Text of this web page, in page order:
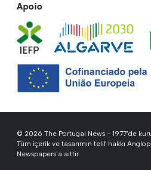
Apoio
© 2026 The Portugal News - 1977'de
Tüm içerik ve tasarımın telif hakkı
Newspapers'a aittir.